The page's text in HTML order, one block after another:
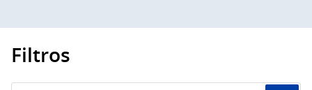
Filtros